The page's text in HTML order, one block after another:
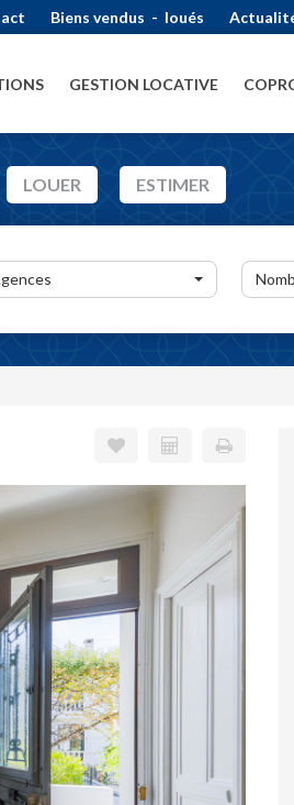
Biens vendus - loués
GESTION LOCATIVE
LOUER ESTIMER